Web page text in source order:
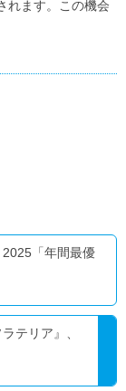
れます。この機会
「年間最優
テリア』、